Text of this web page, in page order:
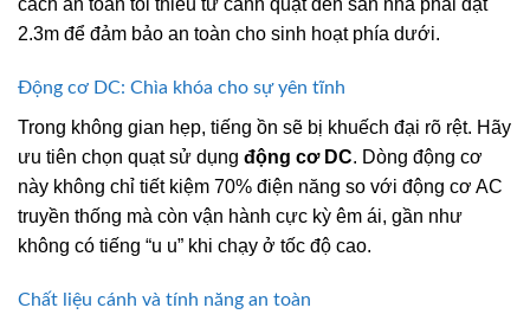
cách an toàn tối thiểu từ cánh quạt đến sàn nhà phải đạt
2.3m để đảm bảo an toàn cho sinh hoạt phía dưới.
Động cơ DC: Chìa khóa cho sự yên tĩnh
Trong không gian hẹp, tiếng ồn sẽ bị khuếch đại rõ rệt. Hãy
ưu tiên chọn quạt sử dụng động cơ DC. Dòng động cơ
này không chỉ tiết kiệm 70% điện năng so với động cơ AC
truyền thống mà còn vận hành cực kỳ êm ái, gần như
không có tiếng “u u” khi chạy ở tốc độ cao.
Chất liệu cánh và tính năng an toàn